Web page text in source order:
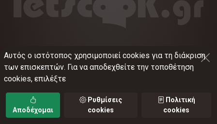
©2012-2026 LETSCOOK.GRΑριθμός ΓΕΜΗ:
021375326001
Όροι χρήσης•Πολιτική απορρήτου
cookies• Ρυθμίσεις cookies
Αυτός ο ιστότοπος χρησιμοποιεί cookies για τη διάκριση
των επισκεπτών. Για να αποδεχθείτε την τοποθέτηση
cookies, επιλέξτε
Αποδέχομαι
Ρυθμίσεις
cookies
Πολιτική
cookies